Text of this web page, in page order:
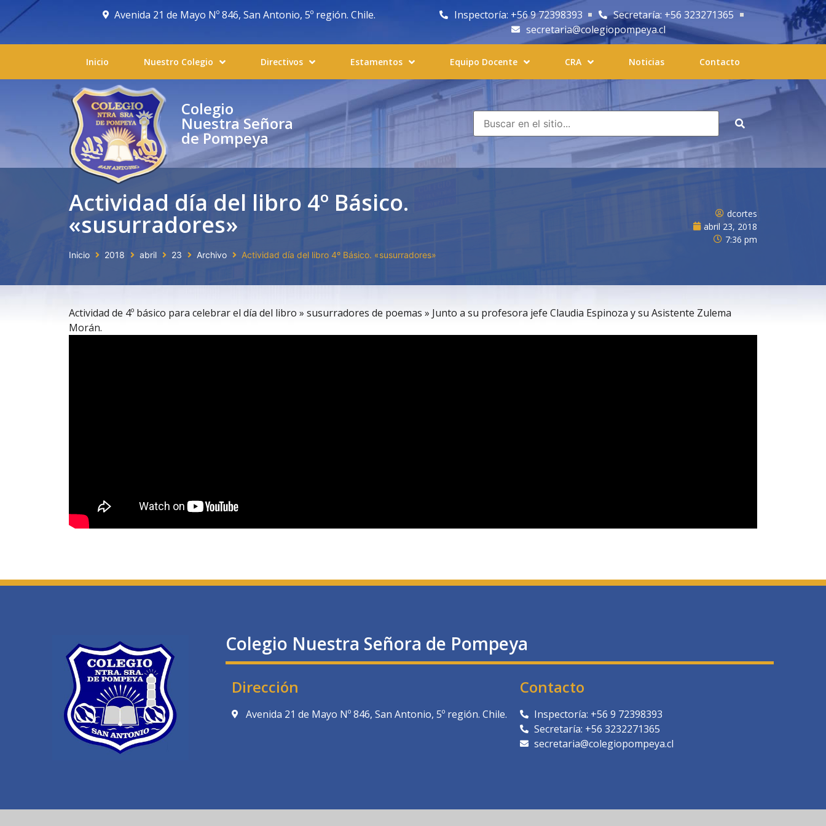
Avenida 21 de Mayo Nº 846, San Antonio, 5º región. Chile. Inspectoría: +56 9 72398393
Secretaría: +56 323271365
secretaria@colegiopompeya.cl
Inicio Nuestro Colegio Directivos Estamentos Equipo Docente CRA Noticias Contacto
Colegio
Nuestra Señora
de Pompeya
Actividad día del libro 4º Básico.
«susurradores»
Inicio 2018 abril 23 Archivo Actividad día del libro 4º Básico. «susurradores»
dcortes
abril 23, 2018
7:36 pm
Actividad de 4º básico para celebrar el día del libro » susurradores de poemas » Junto a su profesora jefe Claudia Espinoza y su Asistente Zulema
Morán.
Colegio Nuestra Señora de Pompeya
Dirección
Avenida 21 de Mayo Nº 846, San Antonio, 5º región. Chile.
Contacto
Inspectoría: +56 9 72398393
Secretaría: +56 3232271365
secretaria@colegiopompeya.cl